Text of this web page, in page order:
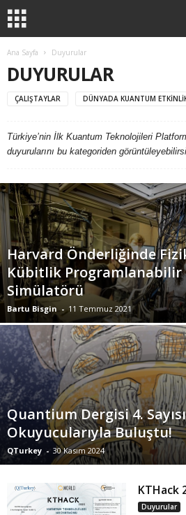
Ana Sayfa Duyurular
DUYURULAR
ÇALIŞTAYLAR DÜNYADA KUANTUM
Türkiye’nin İlk Kuantum Teknolojileri
duyurularını bu kategoriden
Harvard Önderliğinde
Kübitlik Programlanabilir
Simülatörü
Bartu Bisgin - 11 Temmuz 2021
Quantium Dergisi 4.
Okuyucularıyla Buluştu!
QTurkey - 30 Kasım 2024
KTHack
Duyurular